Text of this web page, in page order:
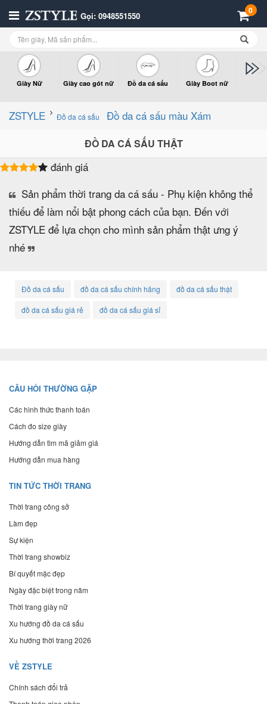
Gọi: 0948551550 0
Giày Nữ Giày cao gót nữ Đồ da cá sấu Giày Boot nữ
ZSTYLE Đồ da cá sấu Đồ da cá sấu màu Xám
ĐỒ DA CÁ SẤU THẬT
đánh giá
Sản phẩm thời trang da cá sấu - Phụ kiện không thể
thiếu để làm nổi bật phong cách của bạn. Đến với
ZSTYLE để lựa chọn cho mình sản phẩm thật ưng ý
nhé
Đồ da cá sấu đồ da cá sấu chính hãng đồ da cá sấu thật
đồ da cá sấu giá rẻ đồ da cá sấu giá sỉ
CÂU HỎI THƯỜNG GẶP
Các hình thức thanh toán
Cách đo size giày
Hướng dẫn tìm mã giảm giá
Hướng dẫn mua hàng
TIN TỨC THỜI TRANG
Thời trang công sở
Làm đẹp
Sự kiện
Thời trang showbiz
Bí quyết mặc đẹp
Ngày đặc biệt trong năm
Thời trang giày nữ
Xu hướng đồ da cá sấu
Xu hướng thời trang 2026
VỀ ZSTYLE
Chính sách đổi trả